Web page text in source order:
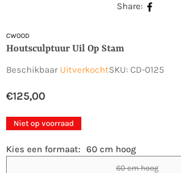
Share:
CWOOD
Houtsculptuur Uil Op Stam
Beschikbaar UitverkochtSKU: CD-0125
Normale
prijs
€125,00
Niet op voorraad
Kies een formaat: 60 cm hoog
60 cm hoog